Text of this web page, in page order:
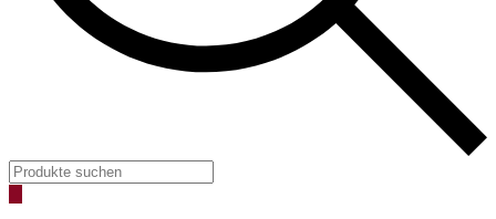
Products
search